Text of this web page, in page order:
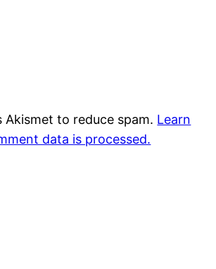
Akismet to reduce spam. Learn
data is processed.